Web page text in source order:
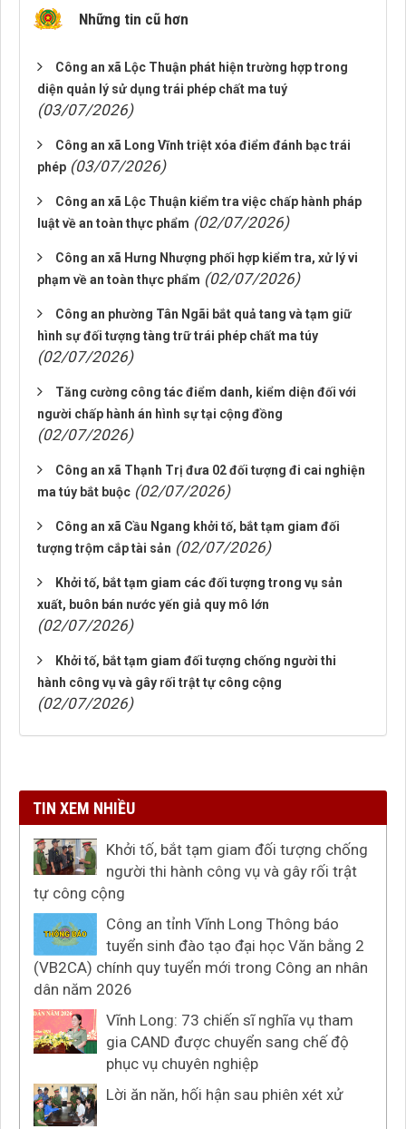
Những tin cũ hơn
Công an xã Lộc Thuận phát hiện trường hợp trong
diện quản lý sử dụng trái phép chất ma tuý
(03/07/2026)
Công an xã Long Vĩnh triệt xóa điểm đánh bạc trái
phép (03/07/2026)
Công an xã Lộc Thuận kiểm tra việc chấp hành pháp
luật về an toàn thực phẩm (02/07/2026)
Công an xã Hưng Nhượng phối hợp kiểm tra, xử lý vi
phạm về an toàn thực phẩm (02/07/2026)
Công an phường Tân Ngãi bắt quả tang và tạm giữ
hình sự đối tượng tàng trữ trái phép chất ma túy
(02/07/2026)
Tăng cường công tác điểm danh, kiểm diện đối với
người chấp hành án hình sự tại cộng đồng
(02/07/2026)
Công an xã Thạnh Trị đưa 02 đối tượng đi cai nghiện
ma túy bắt buộc (02/07/2026)
Công an xã Cầu Ngang khởi tố, bắt tạm giam đối
tượng trộm cắp tài sản (02/07/2026)
Khởi tố, bắt tạm giam các đối tượng trong vụ sản
xuất, buôn bán nước yến giả quy mô lớn
(02/07/2026)
Khởi tố, bắt tạm giam đối tượng chống người thi
hành công vụ và gây rối trật tự công cộng
(02/07/2026)
TIN XEM NHIỀU
Khởi tố, bắt tạm giam đối tượng chống
người thi hành công vụ và gây rối trật
tự công cộng
Công an tỉnh Vĩnh Long Thông báo
tuyển sinh đào tạo đại học Văn bằng 2
(VB2CA) chính quy tuyển mới trong Công an nhân
dân năm 2026
Vĩnh Long: 73 chiến sĩ nghĩa vụ tham
gia CAND được chuyển sang chế độ
phục vụ chuyên nghiệp
Lời ăn năn, hối hận sau phiên xét xử